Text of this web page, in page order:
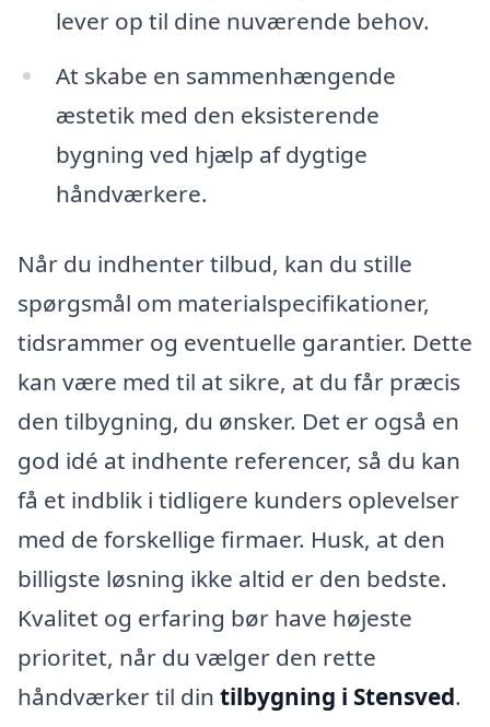
lever op til dine nuværende behov.
At skabe en sammenhængende
æstetik med den eksisterende
bygning ved hjælp af dygtige
håndværkere.
Når du indhenter tilbud, kan du stille
spørgsmål om materialspecifikationer,
tidsrammer og eventuelle garantier. Dette
kan være med til at sikre, at du får præcis
den tilbygning, du ønsker. Det er også en
god idé at indhente referencer, så du kan
få et indblik i tidligere kunders oplevelser
med de forskellige firmaer. Husk, at den
billigste løsning ikke altid er den bedste.
Kvalitet og erfaring bør have højeste
prioritet, når du vælger den rette
håndværker til din tilbygning i Stensved.